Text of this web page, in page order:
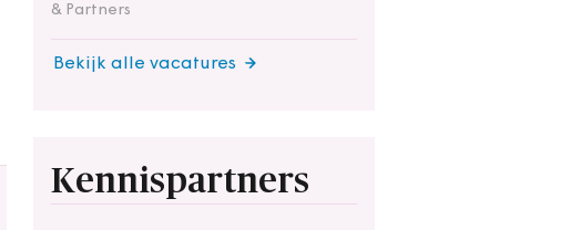
& Partners
Bekijk alle vacatures
Kennispartners